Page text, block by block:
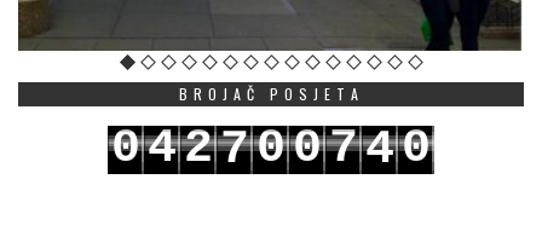
BROJAČ POSJETA
042700740